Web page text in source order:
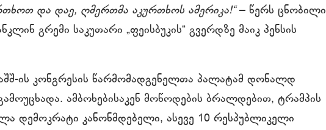
და დაე, ღმერთმა აკურთხოს ამერიკა!“– წერს ცნობილი
გრემი საკუთარი „ფეისბუკის“ გვერდზე მაიკ პენსის
აშშ-ის კონგრესის წარმომადგენელთა პალატამ დონალდ
ამბოხებისაკენ მოწოდების ბრალდებით, ტრამპის
დემოკრატი კანონმდებელი, ასევე 10 რესპუბლიკელი